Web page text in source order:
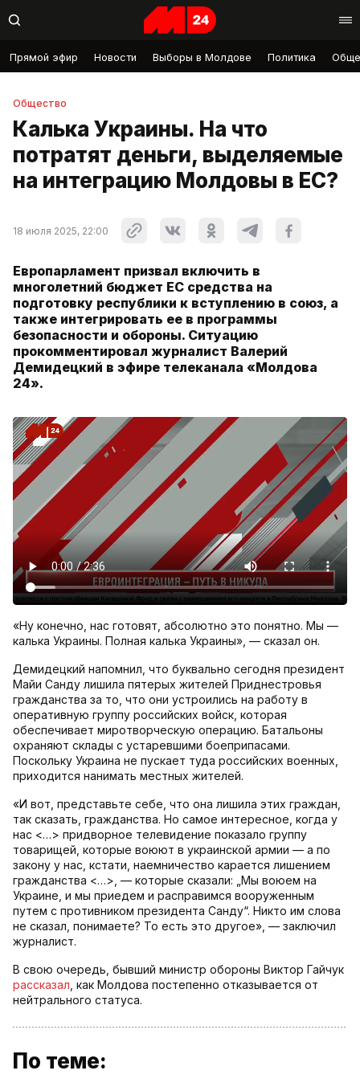
Прямой эфир Новости Выборы в Молдове Политика
Общество
Калька Украины. На что
потратят деньги, выделяемые
на интеграцию Молдовы в ЕС?
18 июля 2025, 22:00
Европарламент призвал включить в
многолетний бюджет ЕС средства на
подготовку республики к вступлению в союз, а
также интегрировать ее в программы
безопасности и обороны. Ситуацию
прокомментировал журналист Валерий
Демидецкий в эфире телеканала «Молдова
24».
«Ну конечно, нас готовят, абсолютно это понятно. Мы —
калька Украины. Полная калька Украины», — сказал он.
Демидецкий напомнил, что буквально сегодня президент
Майи Санду лишила пятерых жителей Приднестровья
гражданства за то, что они устроились на работу в
оперативную группу российских войск, которая
обеспечивает миротворческую операцию. Батальоны
охраняют склады с устаревшими боеприпасами.
Поскольку Украина не пускает туда российских военных,
приходится нанимать местных жителей.
«И вот, представьте себе, что она лишила этих граждан,
так сказать, гражданства. Но самое интересное, когда у
нас <…> придворное телевидение показало группу
товарищей, которые воюют в украинской армии — а по
закону у нас, кстати, наемничество карается лишением
гражданства <…>, — которые сказали: „Мы воюем на
Украине, и мы приедем и расправимся вооруженным
путем с противником президента Санду“. Никто им слова
не сказал, понимаете? То есть это другое», — заключил
журналист.
В свою очередь, бывший министр обороны Виктор Гайчук
рассказал , как Молдова постепенно отказывается от
нейтрального статуса.
По теме: